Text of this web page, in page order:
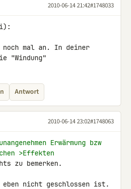
2010-06-14 21:42#1748033
mal an. In deiner
"Windung"
Antwort
2010-06-14 23:02#1748063
Erwärmung bzw
>Effekten
zu bemerken.
nicht geschlossen ist.